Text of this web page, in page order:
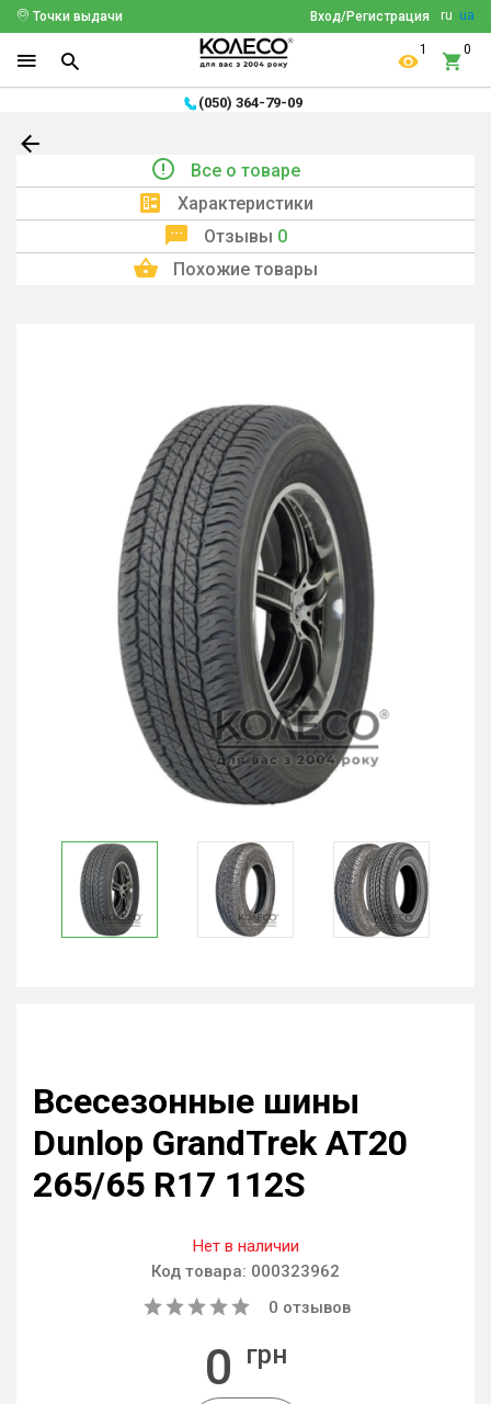
ru ua
Вход/Регистрация
Точки выдачи
1 0
(050) 364-79-09
Все о товаре
Характеристики
Отзывы 0
Похожие товары
Всесезонные шины
Dunlop GrandTrek AT20
265/65 R17 112S
Нет в наличии
Код товара: 000323962
0 отзывов
0 грн